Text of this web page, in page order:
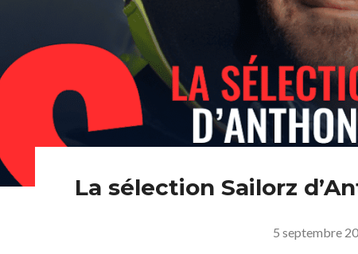
La sélection Sailorz
5 septembre